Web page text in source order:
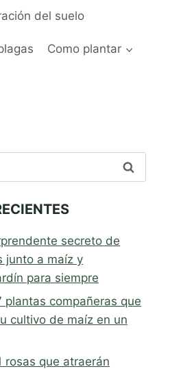
del suelo
Como plantar
secreto de
junto a maíz y
para siempre
plantas compañeras que
cultivo de maíz en un
rosas que atraerán